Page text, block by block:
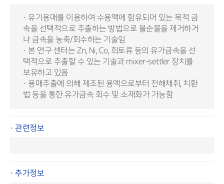
· 유기용매를 이용하여 수용액에 함유되어 있는 목적 금
속을 선택적으로 추출하는 방법으로 불순물을 제거하거
나 금속을 농축/회수하는 기술임
· 본 연구 센터는 Zn, Ni, Co, 희토류 등의 유가금속을 선
택적으로 추출할 수 있는 기술과 mixer-settler 장치를
보유하고 있음
· 용매추출에 의해 제조된 용액으로부터 전해채취, 치환
법 등을 통한 유가금속 회수 및 소재화가 가능함
· 관련정보
· 추가정보